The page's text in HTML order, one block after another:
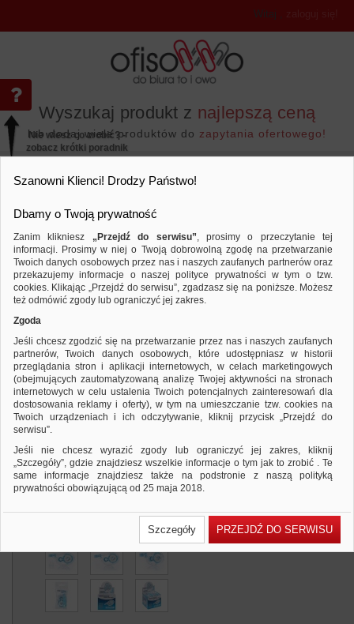
Wyszukaj produkt z najlepszą ceną
lub dodaj wiele produktów do zapytania ofertowego!
Witaj ,
Artykuły do pisania i korygowania
Porównaj produkt: Korektor w taśmie DONAU, myszka,
Nie wiesz co zrobić? -
zobacz krótki poradnik
Szanowni Klienci! Drodzy Państwo!
Dbamy o Twoją prywatność
Zanim klikniesz „Przejdź do serwisu”, prosimy o przeczytanie tej
informacji. Prosimy w niej o Twoją dobrowolną zgodę na przetwarzanie
Twoich danych osobowych przez nas i naszych zaufanych partnerów oraz
przekazujemy informacje o naszej polityce prywatności w tym o tzw.
cookies. Klikając „Przejdź do serwisu”, zgadzasz się na poniższe. Możesz
też odmówić zgody lub ograniczyć jej zakres.
Zgoda
Jeśli chcesz zgodzić się na przetwarzanie przez nas i naszych zaufanych
partnerów, Twoich danych osobowych, które udostępniasz w historii
przeglądania stron i aplikacji internetowych, w celach marketingowych
(obejmujących zautomatyzowaną analizę Twojej aktywności na stronach
internetowych w celu ustalenia Twoich potencjalnych zainteresowań dla
dostosowania reklamy i oferty), w tym na umieszczanie tzw. cookies na
Twoich urządzeniach i ich odczytywanie, kliknij przycisk „Przejdź do
serwisu”.
Jeśli nie chcesz wyrazić zgody lub ograniczyć jej zakres, kliknij
„Szczegóły”, gdzie znajdziesz wszelkie informacje o tym jak to zrobić . Te
same informacje znajdziesz także na podstronie z naszą polityką
prywatności obowiązującą od 25 maja 2018.
wcześniejsza zgoda której udzieliliście podczas zakładania konta. Każda
Państwa zgoda jest dobrowolna i można ją w dowolnym momencie
Polityka prywatności (rozwiń)
Klauzula Informacyjna (rozwiń)
Lista Zaufanych Partnerów (rozwiń)
Szczegóły PRZEJDŹ DO SERWISU